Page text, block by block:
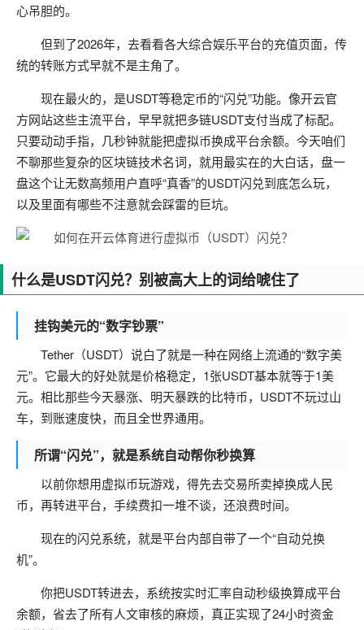
心吊胆的。
但到了2026年，去看看各大综合娱乐平台的充值页面，传
统的转账方式早就不是主角了。
现在最火的，是USDT等稳定币的“闪兑”功能。像开云官
方网站这些主流平台，早早就把多链USDT支付当成了标配。
只要动动手指，几秒钟就能把虚拟币换成平台余额。今天咱们
不聊那些复杂的区块链技术名词，就用最实在的大白话，盘一
盘这个让无数高频用户直呼“真香”的USDT闪兑到底怎么玩，
以及里面有哪些不注意就会踩雷的巨坑。
什么是USDT闪兑？别被高大上的词给唬住了
挂钩美元的“数字钞票”
Tether（USDT）说白了就是一种在网络上流通的“数字美
元”。它最大的好处就是价格稳定，1张USDT基本就等于1美
元。相比那些今天暴涨、明天暴跌的比特币，USDT不玩过山
车，到账速度快，而且全世界通用。
所谓“闪兑”，就是系统自动帮你秒换算
以前你想用虚拟币玩游戏，得先去交易所卖掉换成人民
币，再转进平台，手续费扣一堆不谈，还浪费时间。
现在的闪兑系统，就是平台内部自带了一个“自动兑换
机”。
你把USDT转进去，系统按实时汇率自动秒级换算成平台
余额，省去了所有人文审核的麻烦，真正实现了24小时资金